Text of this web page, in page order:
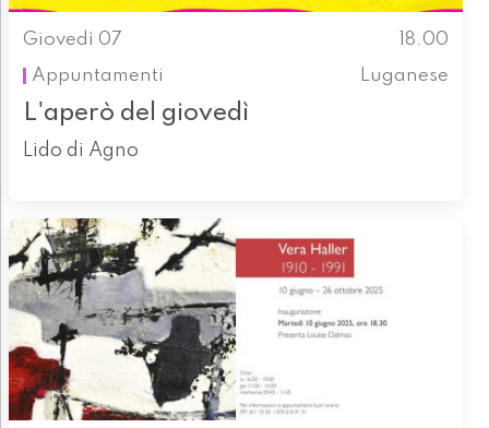
Giovedì 07
18.00
Appuntamenti
Luganese
L'aperò del giovedì
Lido di Agno